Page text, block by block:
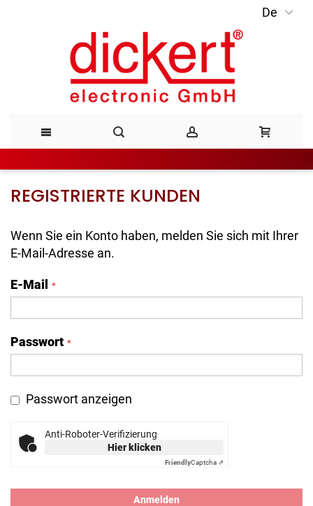
De
Inhalt
REGISTRIERTE KUNDEN
Wenn Sie ein Konto haben, melden Sie sich mit Ihrer
E-Mail-Adresse an.
E-Mail
Passwort
Passwort anzeigen
Anti-Roboter-Verifizierung
Hier klicken
FriendlyCaptcha ⇗
Anmelden